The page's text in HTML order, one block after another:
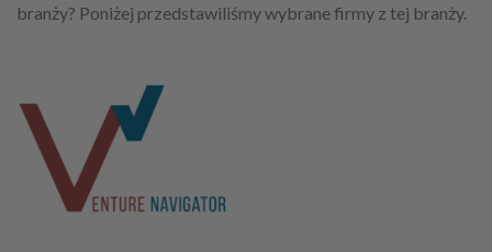
branży? Poniżej przedstawiliśmy wybrane firmy z tej branży.